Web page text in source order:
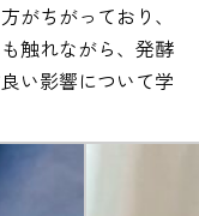
がちがっており、
触れながら、発酵
い影響について学